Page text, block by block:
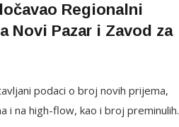
Regionalni
Novi Pazar i Zavod za
podaci o broj novih prijema,
i na high-flow, kao i broj preminulih.